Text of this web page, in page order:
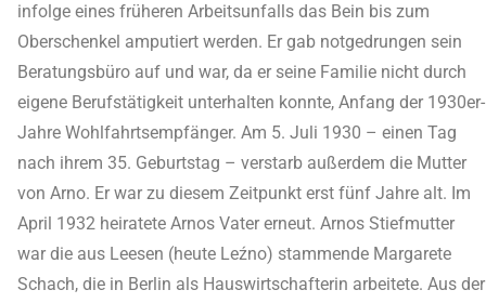
infolge eines früheren Arbeitsunfalls das Bein bis zum
Oberschenkel amputiert werden. Er gab notgedrungen sein
Beratungsbüro auf und war, da er seine Familie nicht durch
eigene Berufstätigkeit unterhalten konnte, Anfang der 1930er-
Jahre Wohlfahrtsempfänger. Am 5. Juli 1930 – einen Tag
nach ihrem 35. Geburtstag – verstarb außerdem die Mutter
von Arno. Er war zu diesem Zeitpunkt erst fünf Jahre alt. Im
April 1932 heiratete Arnos Vater erneut. Arnos Stiefmutter
war die aus Leesen (heute Leźno) stammende Margarete
Schach, die in Berlin als Hauswirtschafterin arbeitete. Aus der